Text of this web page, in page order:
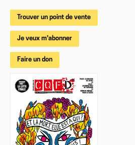
Trouver un point de vente
Je veux m'abonner
Faire un don